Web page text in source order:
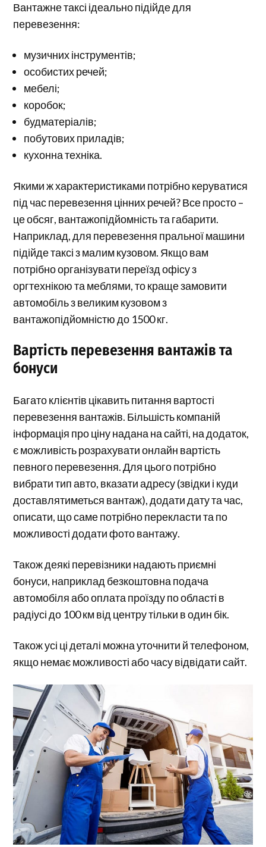
Вантажне таксі ідеально підійде для
перевезення:
музичних інструментів;
особистих речей;
мебелі;
коробок;
будматеріалів;
побутових приладів;
кухонна техніка.
Якими ж характеристиками потрібно керуватися
під час перевезення цінних речей? Все просто –
це обсяг, вантажопідйомність та габарити.
Наприклад, для перевезення пральної машини
підійде таксі з малим кузовом. Якщо вам
потрібно організувати переїзд офісу з
оргтехнікою та меблями, то краще замовити
автомобіль з великим кузовом з
вантажопідйомністю до 1500 кг.
Вартість перевезення вантажів та
бонуси
Багато клієнтів цікавить питання вартості
перевезення вантажів. Більшість компаній
інформація про ціну надана на сайті, на додаток,
є можливість розрахувати онлайн вартість
певного перевезення. Для цього потрібно
вибрати тип авто, вказати адресу (звідки і куди
доставлятиметься вантаж), додати дату та час,
описати, що саме потрібно перекласти та по
можливості додати фото вантажу.
Також деякі перевізники надають приємні
бонуси, наприклад безкоштовна подача
автомобіля або оплата проїзду по області в
радіусі до 100 км від центру тільки в один бік.
Також усі ці деталі можна уточнити й телефоном,
якщо немає можливості або часу відвідати сайт.